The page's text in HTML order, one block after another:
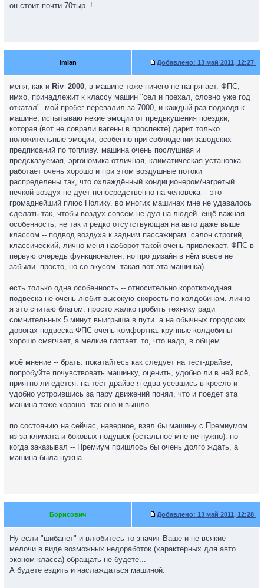
он стоит почти 70тыр..!
Imian Добавлено: 13 май 2011, 12:27
меня, как и Riv_2000, в машине тоже ничего не напрягает. ФПС,
имхо, принадлежит к классу машин "сел и поехал, словно уже год
откатал". мой пробег перевалил за 7000, и каждый раз подходя к
машине, испытываю некие эмоции от предвкушения поездки,
которая (вот не соврали вагены в проспекте) дарит только
положительные эмоции, особенно при соблюдении заводских
предписаний по топливу. машина очень послушная и
предсказуемая, эргономика отличная, климатическая установка
работает очень хорошо и при этом воздушные потоки
распределены так, что охлаждённый кондиционером/нагретый
печкой воздух не дует непосредственно на человека -- это
громаднейший плюс Полику. во многих машинах мне не удавалось
сделать так, чтобы воздух совсем не дул на людей. ещё важная
особенность, не так и редко отсутствующая на авто даже выше
классом -- подвод воздуха к задним пассажирам. салон строгий,
классический, лично меня наоборот такой очень привлекает. ФПС в
первую очередь функционален, но про дизайн в нём вовсе не
забыли. просто, но со вкусом. такая вот эта машинка)
есть только одна особенность -- относительно короткоходная
подвеска не очень любит высокую скорость по колдобинам. лично
я это считаю благом. просто жалко гробить технику ради
сомнительных 5 минут выигрыша в пути. а на обычных городских
дорогах подвеска ФПС очень комфортна. крупные колдобины
хорошо смягчает, а мелкие глотает. то, что надо, в общем.
моё мнение -- брать. покатайтесь как следует на тест-драйве,
попробуйте почувствовать машинку, оценить, удобно ли в ней всё,
приятно ли едется. на тест-драйве я едва усевшись в кресло и
удобно устроившись за пару движений понял, что и поедет эта
машина тоже хорошо. так оно и вышло.
по состоянию на сейчас, наверное, взял бы машину с Премиумом
из-за климата и боковых подушек (остальное мне не нужно). но
когда заказывал -- Премиум пришлось бы очень долго ждать, а
машина была нужна
Борисович Добавлено: 13 май 2011, 12:28
Ну если "шибанет" и влюбитесь то значит Ваше и не всякие
мелочи в виде возможных недоработок (характерных для авто
эконом класса) обращать не будете...
А будете ездить и наслаждаться машиной.